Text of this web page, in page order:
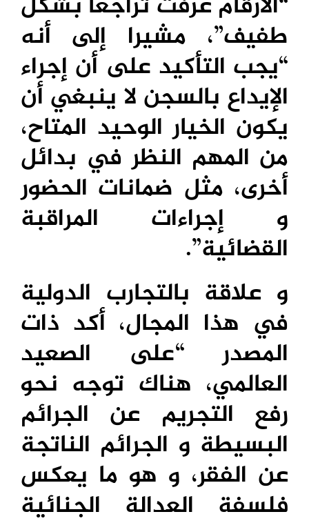
طفيف”، مشيرا إلى أنه
“يجب التأكيد على أن إجراء
الإيداع بالسجن لا ينبغي أن
يكون الخيار الوحيد المتاح،
من المهم النظر في بدائل
أخرى، مثل ضمانات الحضور
و إجراءات المراقبة
القضائية”.
و علاقة بالتجارب الدولية
في هذا المجال، أكد ذات
المصدر “على الصعيد
العالمي، هناك توجه نحو
رفع التجريم عن الجرائم
البسيطة و الجرائم الناتجة
عن الفقر، و هو ما يعكس
فلسفة العدالة الجنائية